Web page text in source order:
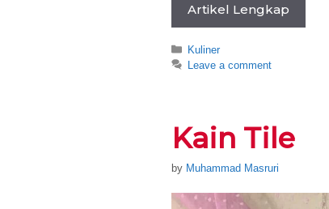
Artikel Lengkap
Categories
Kuliner
Leave a comment
Kain Tile
by Muhammad Masruri